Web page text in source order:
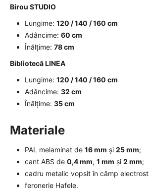
Birou STUDIO
Lungime: 120 / 140 / 160 cm
Adâncime: 60 cm
Înălțime: 78 cm
Bibliotecă LINEA
Lungime: 120 / 140 / 160 cm
Adâncime: 32 cm
Înălțime: 35 cm
Materiale
PAL melaminat de 16 mm și 25 mm;
cant ABS de 0,4 mm, 1 mm și 2 mm;
cadru metalic vopsit în câmp
feronerie Hafele.